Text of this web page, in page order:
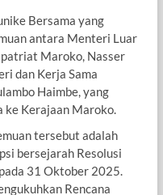
Bersama yang
antara Menteri Luar
Maroko, Nasser
dan Kerja Sama
Haimbe, yang
ke Kerajaan Maroko.
tersebut adalah
bersejarah Resolusi
31 Oktober 2025.
Rencana